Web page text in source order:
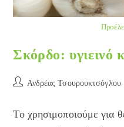
Σκόρδο: υγιεινό
Post Ανδρέας Τσουρουκτσόγλου
Το χρησιμοποιούμε για